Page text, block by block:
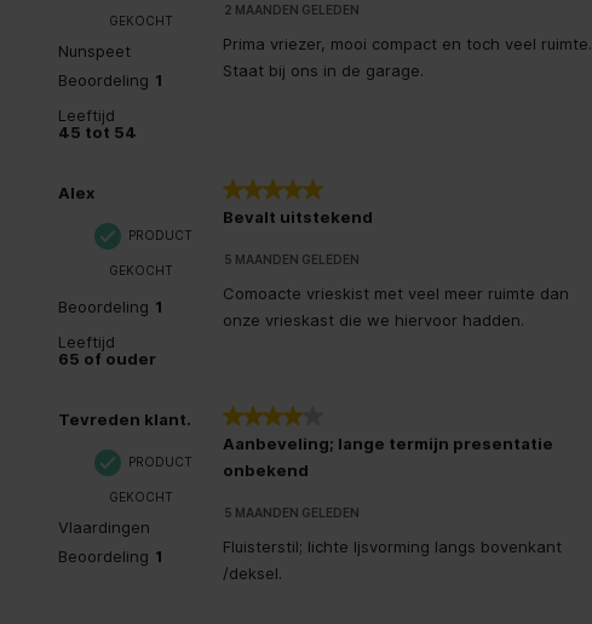
GEKOCHT
Nunspeet
Beoordeling 1
Leeftijd
45 tot 54
2 MAANDEN GELEDEN
Prima vriezer, mooi compact en toch veel ruimte.
Staat bij ons in de garage.
Alex
PRODUCT
GEKOCHT
Beoordeling 1
Leeftijd
65 of ouder
5 van 5 sterren.
Bevalt uitstekend
5 MAANDEN GELEDEN
Comoacte vrieskist met veel meer ruimte dan
onze vrieskast die we hiervoor hadden.
Tevreden klant.
PRODUCT
GEKOCHT
Vlaardingen
Beoordeling 1
4 van 5 sterren.
Aanbeveling; lange termijn presentatie
onbekend
5 MAANDEN GELEDEN
Fluisterstil; lichte Ijsvorming langs bovenkant
/deksel.